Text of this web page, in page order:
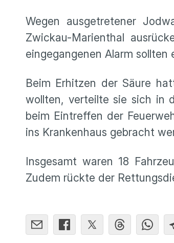
Wegen ausgetretener
Zwickau-Marienthal
eingegangenen Alarm
Beim Erhitzen der Säure
wollten, verteilte sie sich in
beim Eintreffen der
ins Krankenhaus gebracht
Insgesamt waren 18
Zudem rückte der